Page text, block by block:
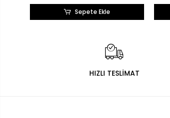
Sepete Ekle
HIZLI TESLİMAT